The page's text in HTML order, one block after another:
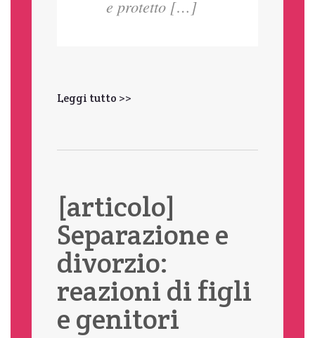
e protetto […]
Leggi tutto >>
[articolo]
Separazione e
divorzio:
reazioni di figli
e genitori